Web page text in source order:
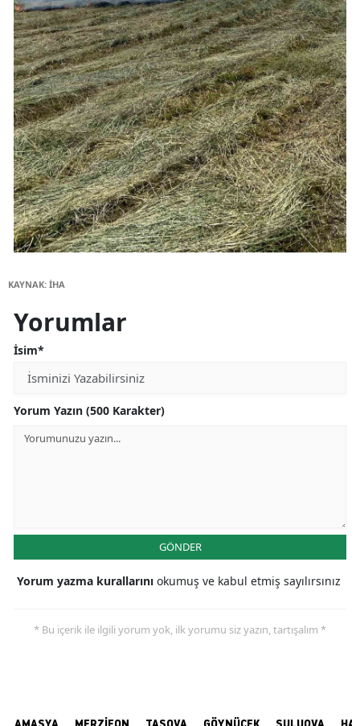
KAYNAK: İHA
Yorumlar
İsim*
Yorum Yazın (500 Karakter)
GÖNDER
Yorum yazma kurallarını okumuş ve kabul etmiş sayılırsınız
* Bu içerik ile ilgili yorum yok, ilk yorumu siz yazın, tartışalım *